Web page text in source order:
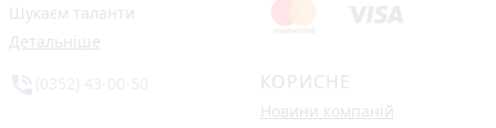
Шукаєм таланти
Детальніше
КОРИСНЕ
Новини компаній